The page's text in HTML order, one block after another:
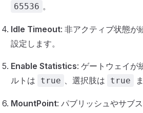
65536 。
Idle Timeout: 非アクティブ状態が
設定します。
Enable Statistics: ゲートウェイが
ルトは
true 、選択肢は true
MountPoint: パブリッシュやサブ